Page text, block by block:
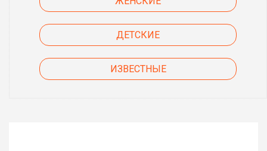
ДЕТСКИЕ
ИЗВЕСТНЫЕ